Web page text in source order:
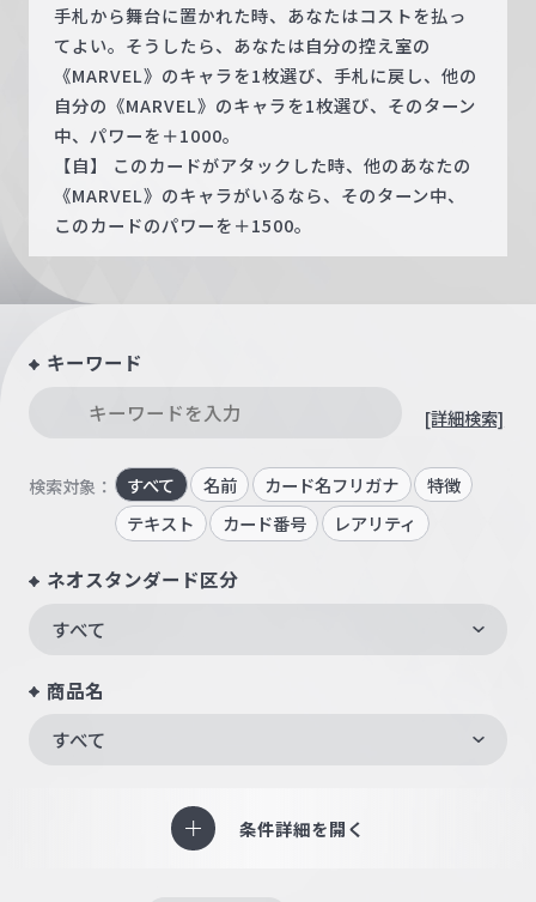
手札から舞台に置かれた時、あなたはコストを払っ
てよい。そうしたら、あなたは自分の控え室の
《MARVEL》のキャラを1枚選び、手札に戻し、他の
自分の《MARVEL》のキャラを1枚選び、そのターン
中、パワーを＋1000。
【自】 このカードがアタックした時、他のあなたの
《MARVEL》のキャラがいるなら、そのターン中、
このカードのパワーを＋1500。
キーワード
[詳細検索]
検索対象： すべて 名前 カード名フリガナ
特徴
テキスト
カード番号 レアリティ
ネオスタンダード区分
すべて
商品名
すべて
条件詳細を開く